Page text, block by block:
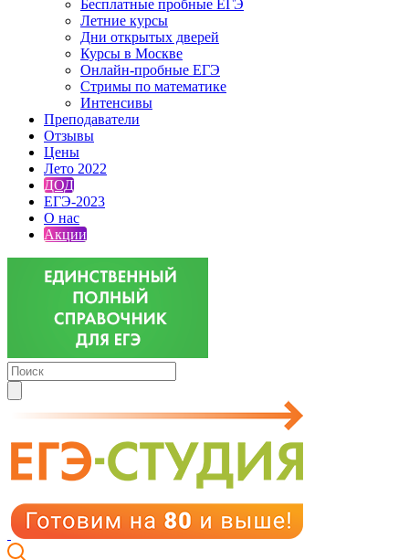
Бесплатные пробные ЕГЭ
Летние курсы
Дни открытых дверей
Курсы в Москве
Онлайн-пробные ЕГЭ
Стримы по математике
Интенсивы
Преподаватели
Отзывы
Цены
Лето 2022
ДОД
ЕГЭ-2023
О нас
Акции